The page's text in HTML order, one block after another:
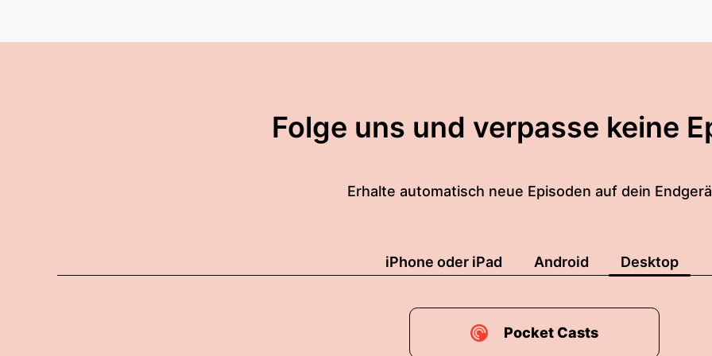
Folge uns und verpasse keine
Erhalte automatisch neue Episoden auf dein
iPhone oder iPad Android Desktop
Pocket Casts